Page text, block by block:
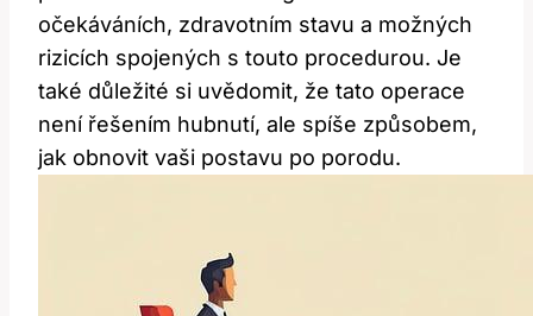
očekáváních, zdravotním stavu a možných
rizicích spojených s touto procedurou. Je
také důležité si uvědomit, že tato operace
není řešením hubnutí, ale spíše způsobem,
jak obnovit vaši postavu po porodu.